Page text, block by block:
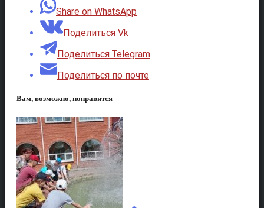
Share on WhatsApp
Поделиться Vk
Поделиться Telegram
Поделиться по почте
Вам, возможно, понравится